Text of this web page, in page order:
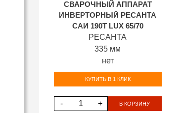
СВАРОЧНЫЙ АППАРАТ
ИНВЕРТОРНЫЙ РЕСАНТА
САИ 190Т LUX 65/70
РЕСАНТА
335 мм
нет
КУПИТЬ В 1 КЛИК
- + В КОРЗИНУ